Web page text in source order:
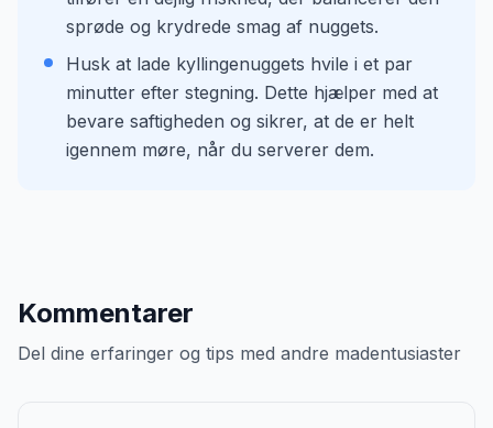
sprøde og krydrede smag af nuggets.
Husk at lade kyllingenuggets hvile i et par
minutter efter stegning. Dette hjælper med at
bevare saftigheden og sikrer, at de er helt
igennem møre, når du serverer dem.
Kommentarer
Del dine erfaringer og tips med andre madentusiaster